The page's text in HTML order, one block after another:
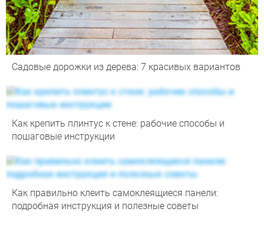
Садовые дорожки из дерева: 7 красивых вариантов
Как крепить плинтус к стене: рабочие способы и
пошаговые инструкции
Как правильно клеить самоклеящиеся панели:
подробная инструкция и полезные советы